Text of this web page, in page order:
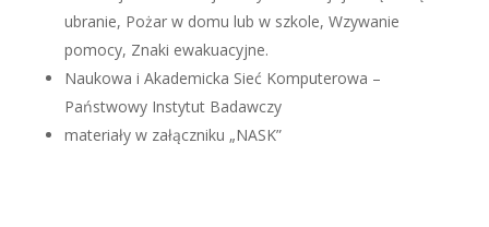
ubranie, Pożar w domu lub w szkole, Wzywanie
pomocy, Znaki ewakuacyjne.
Naukowa i Akademicka Sieć Komputerowa –
Państwowy Instytut Badawczy
materiały w załączniku „NASK”